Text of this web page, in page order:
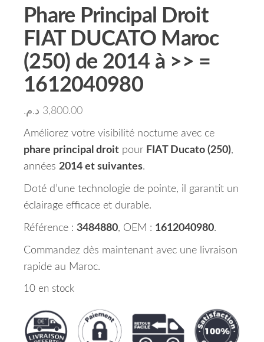
Phare Principal Droit
FIAT DUCATO Maroc
(250) de 2014 à >> =
1612040980
3,800.00 د.م.
Améliorez votre visibilité nocturne avec ce
phare principal droit pour FIAT Ducato (250),
années 2014 et suivantes.
Doté d’une technologie de pointe, il garantit un
éclairage efficace et durable.
Référence : 3484880, OEM : 1612040980.
Commandez dès maintenant avec une livraison
rapide au Maroc.
10 en stock